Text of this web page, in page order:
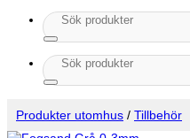
Sök
efter:
Sök
efter:
Produkter utomhus / Tillbehör